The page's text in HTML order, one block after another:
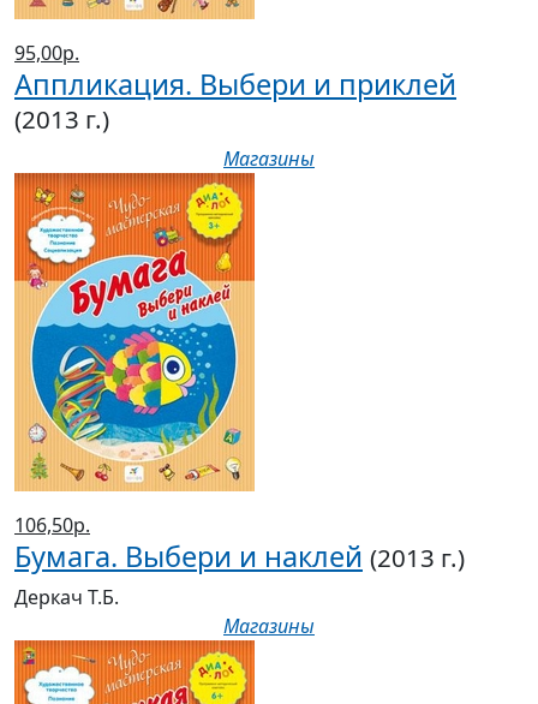
95,00р.
Аппликация. Выбери и приклей
(2013 г.)
Магазины
106,50р.
Бумага. Выбери и наклей (2013 г.)
Деркач Т.Б.
Магазины